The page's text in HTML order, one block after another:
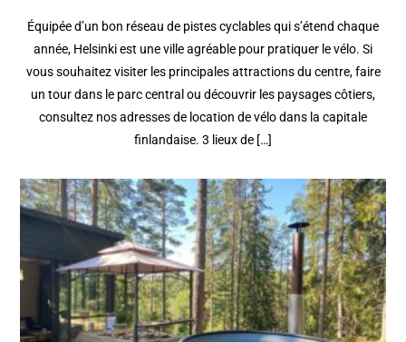
Équipée d’un bon réseau de pistes cyclables qui s’étend chaque
année, Helsinki est une ville agréable pour pratiquer le vélo. Si
vous souhaitez visiter les principales attractions du centre, faire
un tour dans le parc central ou découvrir les paysages côtiers,
consultez nos adresses de location de vélo dans la capitale
finlandaise. 3 lieux de […]